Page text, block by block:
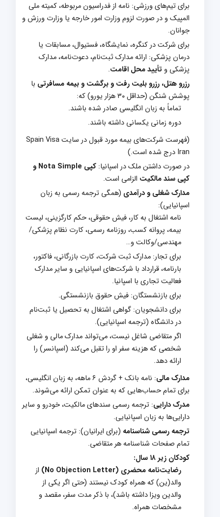
برای تیم‌های ورزشی: نامه از فدراسیون مربوطه، کمیته ملی
المپیک و در صورت لزوم وزارت امور خارجه یا وزارت ورزش و
جوانان.
برای شرکت در کنگره، نمایشگاه، فستیوال، مسابقات یا
درمان پزشکی: ارائه مدارک ثبت‌نام، دعوت‌نامه، مدارک
پزشکی و تأیید محل اقامت.
رزرو هتل، رزرو بلیت رفت و برگشت و بیمه مسافرتی با
پوشش شنگن (حداقل ۳۰ هزار یورو) که:
تماماً به زبان انگلیسی صادر شده باشند.
دوره زمانی یکسانی داشته باشند.
(فهرست شرکت‌های بیمه مورد قبول در سایت Spain Visa
Iran درج شده است.)
در صورت داشتن ملک در اسپانیا:
کپی Nota Simple و
کپی سند مالکیت الزامی است.
مدارک شغلی و درآمدی (همگی ترجمه رسمی به زبان
اسپانیایی):
نامه اشتغال به کار، فیش حقوقی، حکم کارگزینی، لیست
بیمه، پروانه کسب، روزنامه رسمی، کارت نظام پزشکی/
مهندسی/وکالت و…
برای تجار: مدارک ثبت شرکت، کارت بازرگانی، فاکتور،
بارنامه، قرارداد با شرکت‌های اسپانیایی و سایر مدارک
فعالیت تجاری با اسپانیا.
برای بازنشستگان: فیش حقوق بازنشستگی.
برای دانشجویان: گواهی اشتغال به تحصیل یا ثبت‌نام
در دانشگاه (ترجمه اسپانیایی).
اگر متقاضی شاغل نیست، می‌تواند مدارک مالی و شغلی
شخصی که هزینه سفر او را تقبل می‌کند (اسپانسر) را
ارائه دهد.
مدارک مالی
: نامه بانک + گردش ۶ ماهه، به زبان انگلیسی،
برای تمام حساب‌هایی که به عنوان تمکن ارائه می‌شوند.
مدرک دارایی: ترجمه رسمی سندهای مالکیت، خودرو و سایر
دارایی‌ها به زبان اسپانیایی.
ترجمه رسمی شناسنامه (برای ایرانیان): ترجمه اسپانیایی
تمام صفحات شناسنامه هر متقاضی.
کودکان زیر ۱۸ سال:
رضایت‌نامه محضری (No Objection Letter)
از
والد(ین) که همراه کودک نیستند (حتی اگر یکی از
والدین ویزا داشته باشد)، با ذکر مدت سفر، مقصد و
مشخصات همراه.